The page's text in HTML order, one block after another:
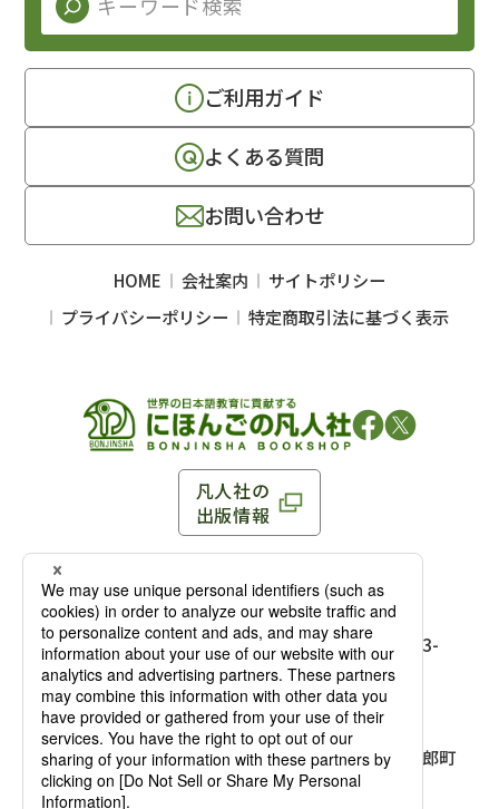
凡人社の
出版情報
〒102-0093 東京都千代田区平河町 1-3-13 8F
TEL：03-3263-3959／FAX：03-3263-3116
麹町店
〒102-0093 東京都千代田区平河町1-3-
13 8F［アクセス］
TEL：03-3239-8673／FAX：03-3263-
3116
〒541-0056 大阪府大阪市中央区久太郎町
4-2-10
ご利用ガイド
よくある質問
お問い合わせ
HOME 会社案内
サイトポリシー
プライバシーポリシー
特定商取引法に基づく表示